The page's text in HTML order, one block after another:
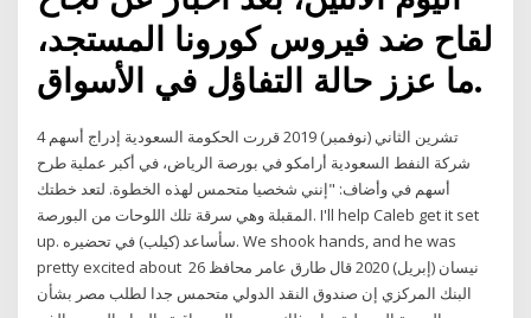
لقاح ضد فيروس كورونا المستجد،
ما عزز حالة التفاؤل في الأسواق.
4 تشرين الثاني (نوفمبر) 2019 قررت الحكومة السعودية إدراج أسهم
شركة النفط السعودية أرامكو في بورصة الرياض، في أكبر عملية طرح
أسهم في وأضاف: "إنني شخصيا متحمس لهذه الخطوة. لتعد خطتك
المقبلة وهي سرقة تلك اللوحات من البورصة. I'll help Caleb get it set
up. سأساعد (كيلب) في تحضيره. We shook hands, and he was
pretty excited about 26 نيسان (إبريل) 2020 قال طارق عامر محافظ
البنك المركزي إن صندوق النقد الدولي متحمس جدا لطلب مصر بشأن